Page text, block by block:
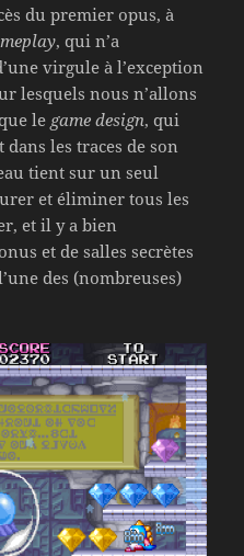
du premier opus, à
, qui n’a
virgule à l’exception
lesquels nous n’allons
le game design, qui
les traces de son
tient sur un seul
et éliminer tous les
et il y a bien
et de salles secrètes
des (nombreuses)